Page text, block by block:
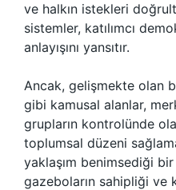
ve halkın istekleri
sistemler, katılımcı
anlayışını yansıtır.
Ancak, gelişmekte olan
gibi kamusal alanlar,
grupların kontrolünde
toplumsal düzeni
yaklaşım benimsediği
gazeboların sahipliği ve